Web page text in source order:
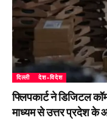
दिल्ली देश-विदेश
फ्लिपकार्ट ने डिजिटल
माध्यम से उत्तर प्रदेश के